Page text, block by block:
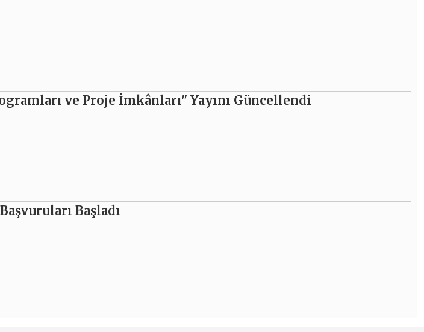
ve Proje İmkânları" Yayını Güncellendi
Başladı